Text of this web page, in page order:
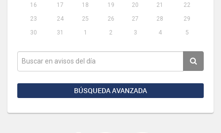
16
17 18 19 20 21
22
23
24 25 26 27 28
29
30
31 1 2 3 4 5
BÚSQUEDA AVANZADA